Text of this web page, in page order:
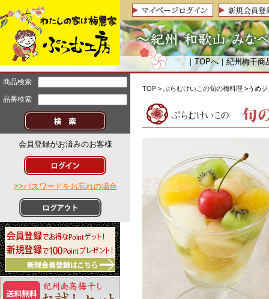
｜TOPへ｜紀州梅干商
商品検索
品番検索
会員登録がお済みのお客様
>>パスワードをお忘れの場合
TOP > ぷらむけいこの旬の梅料理 >うめ